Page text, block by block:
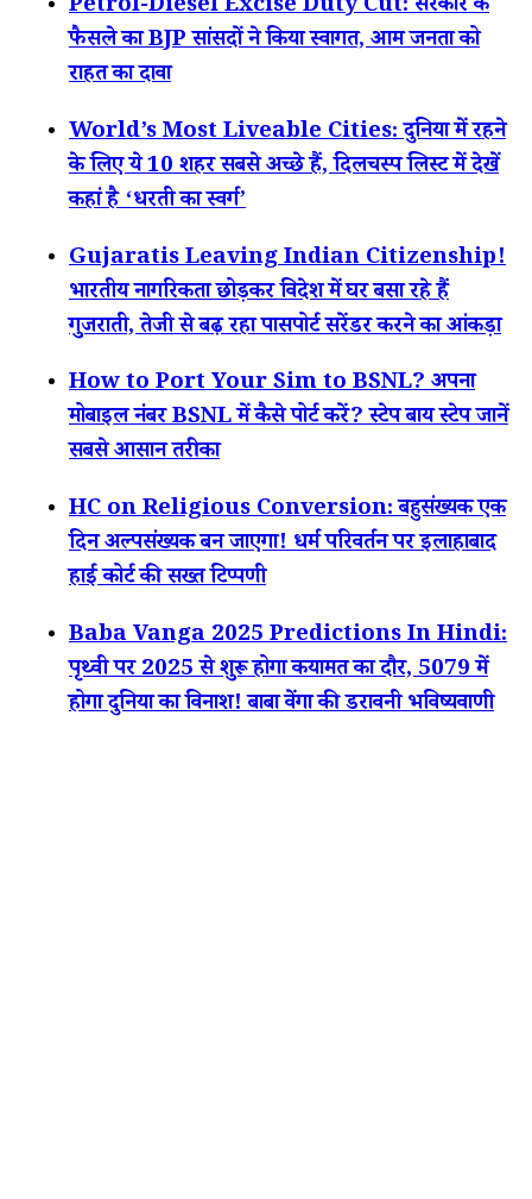
Petrol-Diesel Excise Duty Cut: सरकार के
फैसले का BJP सांसदों ने किया स्वागत, आम जनता को
राहत का दावा
World’s Most Liveable Cities: दुनिया में रहने
के लिए ये 10 शहर सबसे अच्छे हैं, दिलचस्प लिस्ट में देखें
कहां है ‘धरती का स्वर्ग’
Gujaratis Leaving Indian Citizenship!
भारतीय नागरिकता छोड़कर विदेश में घर बसा रहे हैं
गुजराती, तेजी से बढ़ रहा पासपोर्ट सरेंडर करने का आंकड़ा
How to Port Your Sim to BSNL? अपना
मोबाइल नंबर BSNL में कैसे पोर्ट करें? स्टेप बाय स्टेप जानें
सबसे आसान तरीका
HC on Religious Conversion: बहुसंख्यक एक
दिन अल्पसंख्यक बन जाएगा! धर्म परिवर्तन पर इलाहाबाद
हाई कोर्ट की सख्त टिप्पणी
Baba Vanga 2025 Predictions In Hindi:
पृथ्वी पर 2025 से शुरू होगा कयामत का दौर, 5079 में
होगा दुनिया का विनाश! बाबा वेंगा की डरावनी भविष्यवाणी